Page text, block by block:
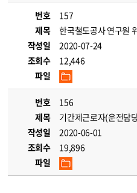
번호
157
제목
한국철도공사 연구원
작성일
2020-07-24
조회수
12,446
파일
번호
156
제목
기간제근로자(운전담
작성일
2020-06-01
조회수
19,896
파일